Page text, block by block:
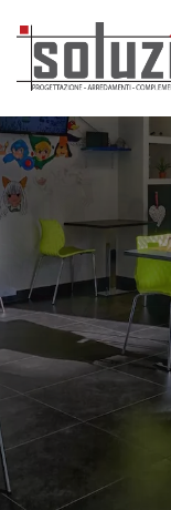
IL SU
SCOPRI CHI
SIAMO